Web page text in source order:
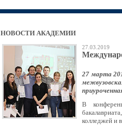
НОВОСТИ АКАДЕМИИ
27.03.2019
27 марта
В
колледжей и